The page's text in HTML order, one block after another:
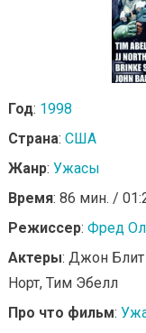
Год: 1998
Страна: США
Жанр: Ужасы
Время: 86 мин. /
Режиссер: Фред
Актеры: Джон
Норт, Тим Эбелл
Про что фильм: